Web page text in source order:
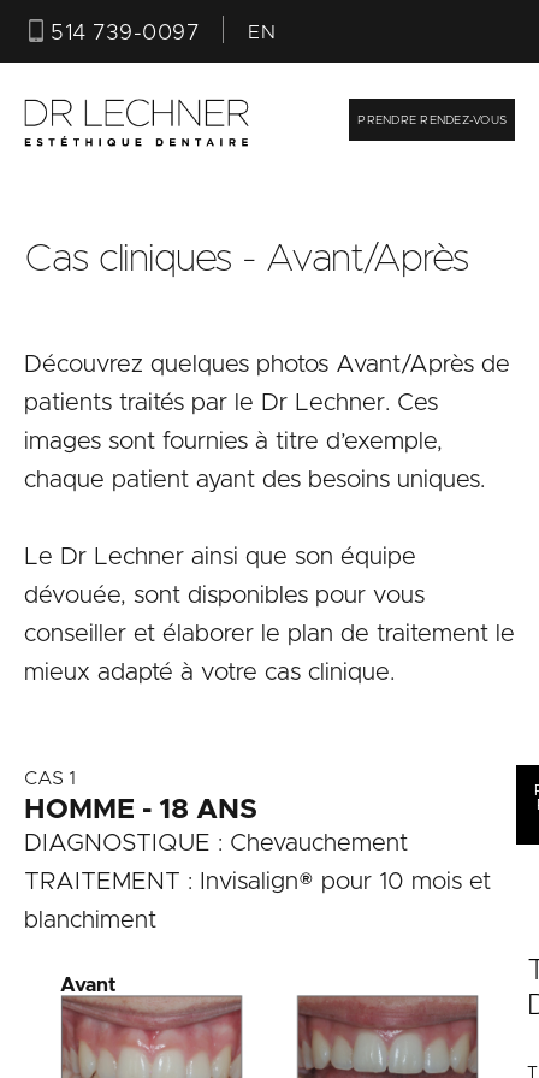
514 739-0097 EN
PRENDRE RENDEZ-VOUS
Cas cliniques - Avant/Après
Découvrez quelques photos Avant/Après de
patients traités par le Dr Lechner. Ces
images sont fournies à titre d’exemple,
chaque patient ayant des besoins uniques.
Le Dr Lechner ainsi que son équipe
dévouée, sont disponibles pour vous
conseiller et élaborer le plan de traitement le
mieux adapté à votre cas clinique.
CAS 1
HOMME - 18 ANS
DIAGNOSTIQUE : Chevauchement
TRAITEMENT : Invisalign® pour 10 mois et
blanchiment
Avant